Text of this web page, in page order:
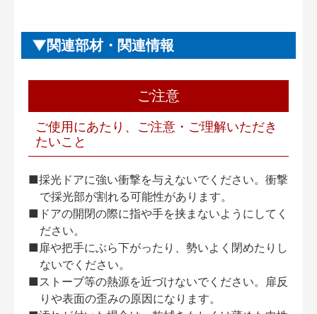
関連部材・関連情報
ご注意
ご使用にあたり、ご注意・ご理解いただき
たいこと
■採光ドアに強い衝撃を与えないでください。衝撃
で採光部が割れる可能性があります。
■ドアの開閉の際に指や手を挟まないようにしてく
ださい。
■扉や把手にぶら下がったり、勢いよく閉めたりし
ないでください。
■ストーブ等の熱源を近づけないでください。扉反
りや表面の歪みの原因になります。